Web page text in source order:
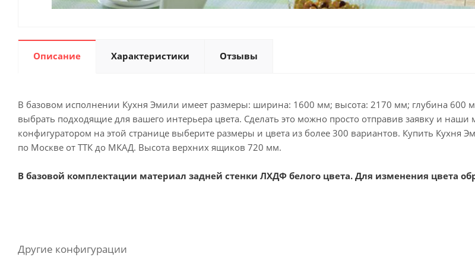
Описание Характеристики Отзывы
В базовом исполнении Кухня Эмили имеет размеры: ширина: 1600 мм; высота: 2170 мм; глубина 600
выбрать подходящие для вашего интерьера цвета. Сделать это можно просто отправив заявку и
конфигуратором на этой странице выберите размеры и цвета из более 300 вариантов. Купить Кухня
по Москве от ТТК до МКАД. Высота верхних ящиков 720 мм.
В базовой комплектации материал задней стенки ЛХДФ белого цвета. Для изменения цвета
Другие конфигурации